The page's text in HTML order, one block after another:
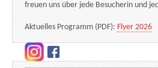
freuen uns über jede Besucherin und
Aktuelles Programm (PDF): Flyer 2026